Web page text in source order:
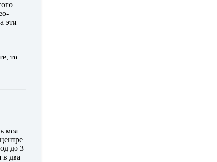
эти
то
моя
до 3
в два